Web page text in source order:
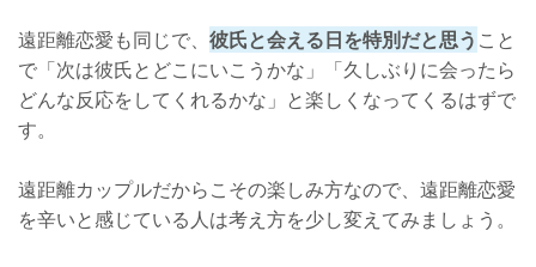
遠距離恋愛も同じで、 彼氏と会える日を特別だと思う こと
で「次は彼氏とどこにいこうかな」「久しぶりに会ったら
どんな反応をしてくれるかな」と楽しくなってくるはずで
す。
遠距離カップルだからこその楽しみ方なので、遠距離恋愛
を辛いと感じている人は考え方を少し変えてみましょう。